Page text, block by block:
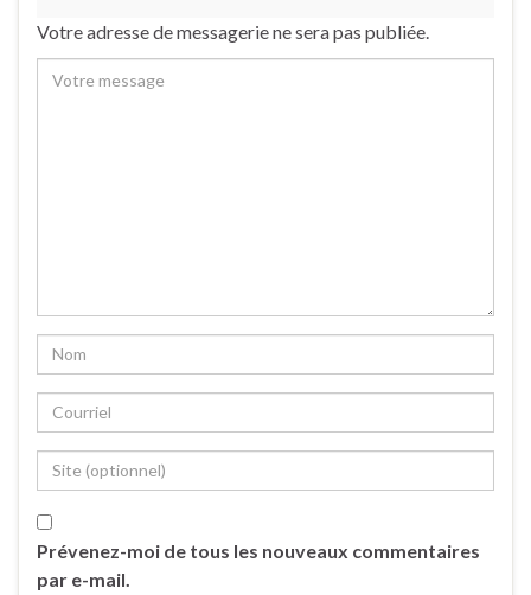
Votre adresse de messagerie ne sera pas publiée.
Prévenez-moi de tous les nouveaux commentaires
par e-mail.